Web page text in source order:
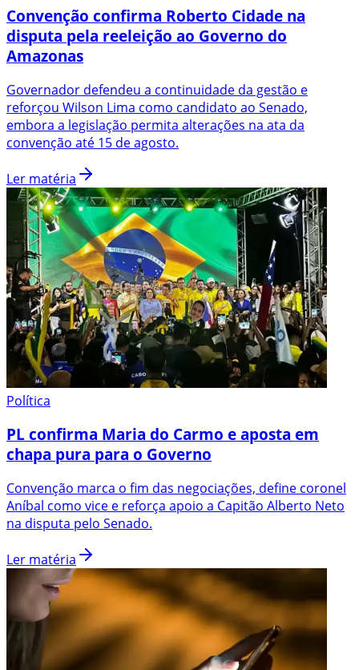
Convenção confirma Roberto Cidade na
disputa pela reeleição ao Governo do
Amazonas
Governador defendeu a continuidade da gestão e
reforçou Wilson Lima como candidato ao Senado,
embora a legislação permita alterações na ata da
convenção até 15 de agosto.
Ler matéria
Política
PL confirma Maria do Carmo e aposta em
chapa pura para o Governo
Convenção marca o fim das negociações, define coronel
Aníbal como vice e reforça apoio a Capitão Alberto Neto
na disputa pelo Senado.
Ler matéria